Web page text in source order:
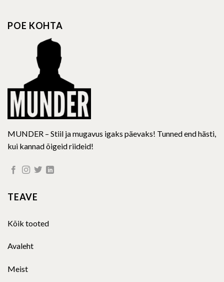
may
chosen
on
the
product
page
POE KOHTA
MUNDER – Stiil ja mugavus igaks päevaks! Tunned end hästi,
kui kannad õigeid riideid!
TEAVE
Kõik tooted
Avaleht
Meist